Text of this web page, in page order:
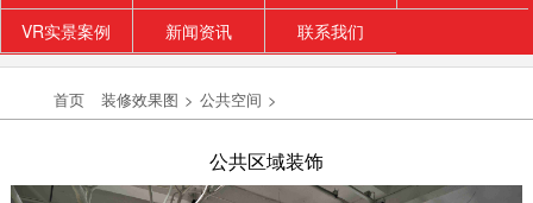
VR实景案例
新闻资讯 联系我们
首页 装修效果图 > 公共空间 >
公共区域装饰
汽车厂房装修方案
这种风格外形简洁、功能性强，装饰形式多种多
间形态的...
大型办公室装修_海汇联合